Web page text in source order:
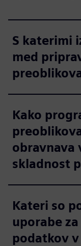
S katerimi
med
Kako
obravnava
skladnost
Kateri so
uporabe
podatkov